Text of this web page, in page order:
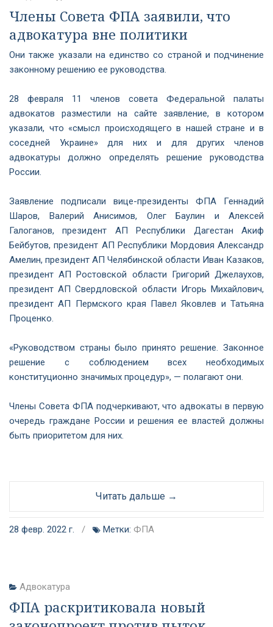
Члены Совета ФПА заявили, что
адвокатура вне политики
Они также указали на единство со страной и подчинение
законному решению ее руководства.
28 февраля 11 членов совета Федеральной палаты
адвокатов разместили на сайте заявление, в котором
указали, что «смысл происходящего в нашей стране и в
соседней Украине» для них и для других членов
адвокатуры должно определять решение руководства
России.
Заявление подписали вице-президенты ФПА Геннадий
Шаров, Валерий Анисимов, Олег Баулин и Алексей
Галоганов, президент АП Республики Дагестан Акиф
Бейбутов, президент АП Республики Мордовия Александр
Амелин, президент АП Челябинской области Иван Казаков,
президент АП Ростовской области Григорий Джелаухов,
президент АП Свердловской области Игорь Михайлович,
президент АП Пермского края Павел Яковлев и Татьяна
Проценко.
«Руководством страны было принято решение. Законное
решение с соблюдением всех необходимых
конституционно значимых процедур», — полагают они.
Члены Совета ФПА подчеркивают, что адвокаты в первую
очередь граждане России и решения ее властей должны
быть приоритетом для них.
Читать дальше →
28 февр. 2022 г. / Метки: ФПА
Адвокатура
ФПА раскритиковала новый